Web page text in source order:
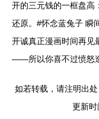
开的三元钱的一框盘
还原。#怀念蓝兔子 瞬
开诚真正漫画时间再见
——所以你喜不过愤怒
如若转载，请注明出
更新